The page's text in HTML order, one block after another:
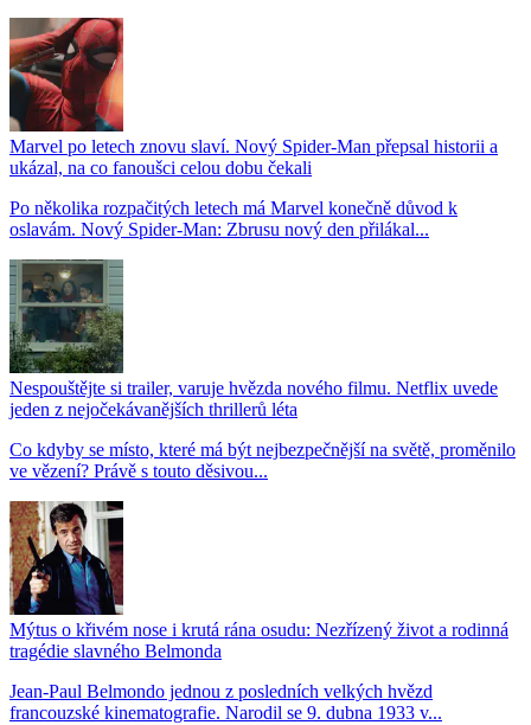
Marvel po letech znovu slaví. Nový Spider-Man přepsal historii a
ukázal, na co fanoušci celou dobu čekali
Po několika rozpačitých letech má Marvel konečně důvod k
oslavám. Nový Spider-Man: Zbrusu nový den přilákal...
Nespouštějte si trailer, varuje hvězda nového filmu. Netflix uvede
jeden z nejočekávanějších thrillerů léta
Co kdyby se místo, které má být nejbezpečnější na světě, proměnilo
ve vězení? Právě s touto děsivou...
Mýtus o křivém nose i krutá rána osudu: Nezřízený život a rodinná
tragédie slavného Belmonda
Jean-Paul Belmondo jednou z posledních velkých hvězd
francouzské kinematografie. Narodil se 9. dubna 1933 v...